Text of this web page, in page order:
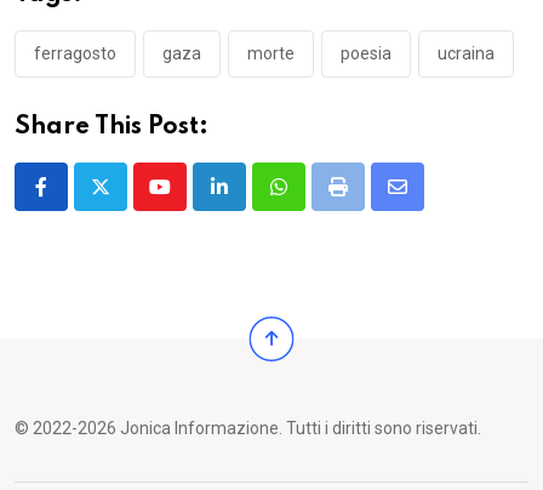
ferragosto gaza morte poesia ucraina
Share This Post:
YoutubeLinkedInWhatsappPrint
Share
© 2022-2026 Jonica Informazione. Tutti i diritti sono riservati.